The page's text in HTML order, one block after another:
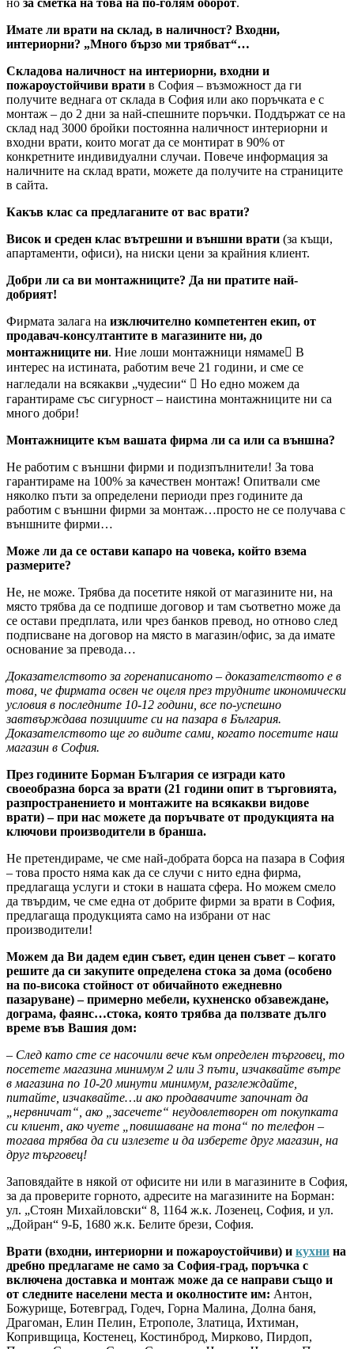
но за сметка на това на по-голям оборот.
Имате ли врати на склад, в наличност? Входни,
интериорни? „Много бързо ми трябват“…
Складова наличност на интериорни, входни и
пожароустойчиви врати в София – възможност да ги
получите веднага от склада в София или ако поръчката е с
монтаж – до 2 дни за най-спешните поръчки. Поддържат се на
склад над 3000 бройки постоянна наличност интериорни и
входни врати, които могат да се монтират в 90% от
конкретните индивидуални случаи. Повече информация за
наличните на склад врати, можете да получите на страниците
в сайта.
Какъв клас са предлаганите от вас врати?
Висок и среден клас вътрешни и външни врати (за къщи,
апартаменти, офиси), на ниски цени за крайния клиент.
Добри ли са ви монтажниците? Да ни пратите най-
добрият!
Фирмата залага на изключително компетентен екип, от
продавач-консултантите в магазините ни, до
монтажниците ни. Ние лоши монтажници нямаме В
интерес на истината, работим вече 21 години, и сме се
нагледали на всякакви „чудесии“  Но едно можем да
гарантираме със сигурност – наистина монтажниците ни са
много добри!
Монтажниците към вашата фирма ли са или са външна?
Не работим с външни фирми и подизпълнители! За това
гарантираме на 100% за качествен монтаж! Опитвали сме
няколко пъти за определени периоди през годините да
работим с външни фирми за монтаж…просто не се получава с
външните фирми…
Може ли да се остави капаро на човека, който взема
размерите?
Не, не може. Трябва да посетите някой от магазините ни, на
място трябва да се подпише договор и там съответно може да
се остави предплата, или чрез банков превод, но отново след
подписване на договор на място в магазин/офис, за да имате
основание за превода…
Доказателството за горенаписаното – доказателството е в
това, че фирмата освен че оцеля през трудните икономически
условия в последните 10-12 години, все по-успешно
завтвърждава позициите си на пазара в България.
Доказателството ще го видите сами, когато посетите наш
магазин в София.
През годините Борман България се изгради като
своеобразна борса за врати (21 години опит в търговията,
разпространението и монтажите на всякакви видове
врати) – при нас можете да поръчвате от продукцията на
ключови производители в бранша.
Не претендираме, че сме най-добрата борса на пазара в София
– това просто няма как да се случи с нито една фирма,
предлагаща услуги и стоки в нашата сфера. Но можем смело
да твърдим, че сме една от добрите фирми за врати в София,
предлагаща продукцията само на избрани от нас
производители!
Можем да Ви дадем един съвет, един ценен съвет – когато
решите да си закупите определена стока за дома (особено
на по-висока стойност от обичайното ежедневно
пазаруване) – примерно мебели, кухненско обзавеждане,
дограма, фаянс…стока, която трябва да ползвате дълго
време във Вашия дом:
– След като сте се насочили вече към определен търговец, то
посетете магазина минимум 2 или 3 пъти, изчаквайте вътре
в магазина по 10-20 минути минимум, разглеждайте,
питайте, изчаквайте…и ако продавачите започнат да
„нервничат“, ако „засечете“ неудовлетворен от покупката
си клиент, ако чуете „повишаване на тона“ по телефон –
тогава трябва да си излезете и да изберете друг магазин, на
друг търговец!
Заповядайте в някой от офисите ни или в магазините в София,
за да проверите горното, адресите на магазините на Борман:
ул. „Стоян Михайловски“ 8, 1164 ж.к. Лозенец, София, и ул.
„Дойран“ 9-Б, 1680 ж.к. Белите брези, София.
Врати (входни, интериорни и пожароустойчиви) и кухни на
дребно предлагаме не само за София-град, поръчка с
включена доставка и монтаж може да се направи също и
от следните населени места и околностите им: Антон,
Божурище, Ботевград, Годеч, Горна Малина, Долна баня,
Драгоман, Елин Пелин, Етрополе, Златица, Ихтиман,
Копривщица, Костенец, Костинброд, Мирково, Пирдоп,